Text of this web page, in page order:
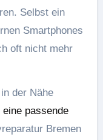
Selbst ein
Smartphones
oft nicht mehr
der Nähe
eine passende
Bremen